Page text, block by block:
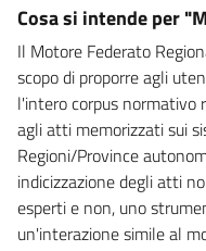
Cosa si intende per
Il Motore Federato
scopo di proporre agli
l'intero corpus
agli atti memorizzati sui
Regioni/Province
indicizzazione degli atti
esperti e non, uno
un'interazione simile al